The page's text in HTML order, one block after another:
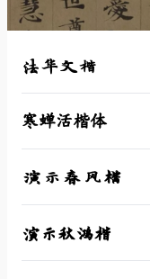
法华文楷
寒蝉活楷体
演示春风楷
演示秋鸿楷